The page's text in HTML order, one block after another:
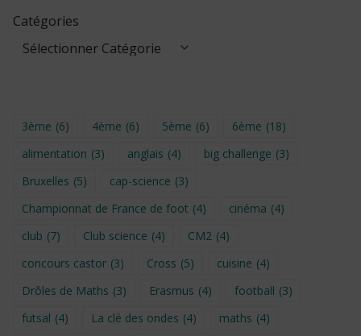
Catégories
3ème (6) 4ème (6) 5ème (6) 6ème (18)
alimentation (3) anglais (4) big challenge (3)
Bruxelles (5) cap-science (3)
Championnat de France de foot (4) cinéma (4)
club (7) Club science (4) CM2 (4)
concours castor (3) Cross (5) cuisine (4)
Drôles de Maths (3) Erasmus (4) football (3)
futsal (4) La clé des ondes (4) maths (4)